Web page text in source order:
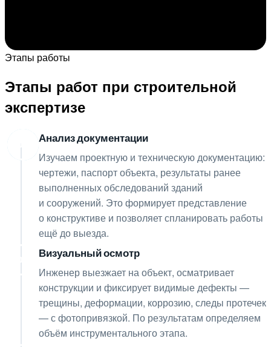
Этапы работы
Этапы работ при строительной
экспертизе
Анализ документации
Изучаем проектную и техническую документацию:
чертежи, паспорт объекта, результаты ранее
выполненных обследований зданий
и сооружений. Это формирует представление
о конструктиве и позволяет спланировать работы
ещё до выезда.
02
Визуальный осмотр
Инженер выезжает на объект, осматривает
конструкции и фиксирует видимые дефекты —
трещины, деформации, коррозию, следы протечек
— с фотопривязкой. По результатам определяем
объём инструментального этапа.